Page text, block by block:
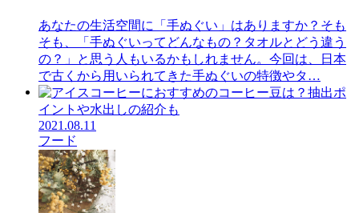
あなたの生活空間に「手ぬぐい」はありますか？そも
そも、「手ぬぐいってどんなもの？タオルとどう違う
の？」と思う人もいるかもしれません。今回は、日本
で古くから用いられてきた手ぬぐいの特徴やタ…
2021.08.11
フード